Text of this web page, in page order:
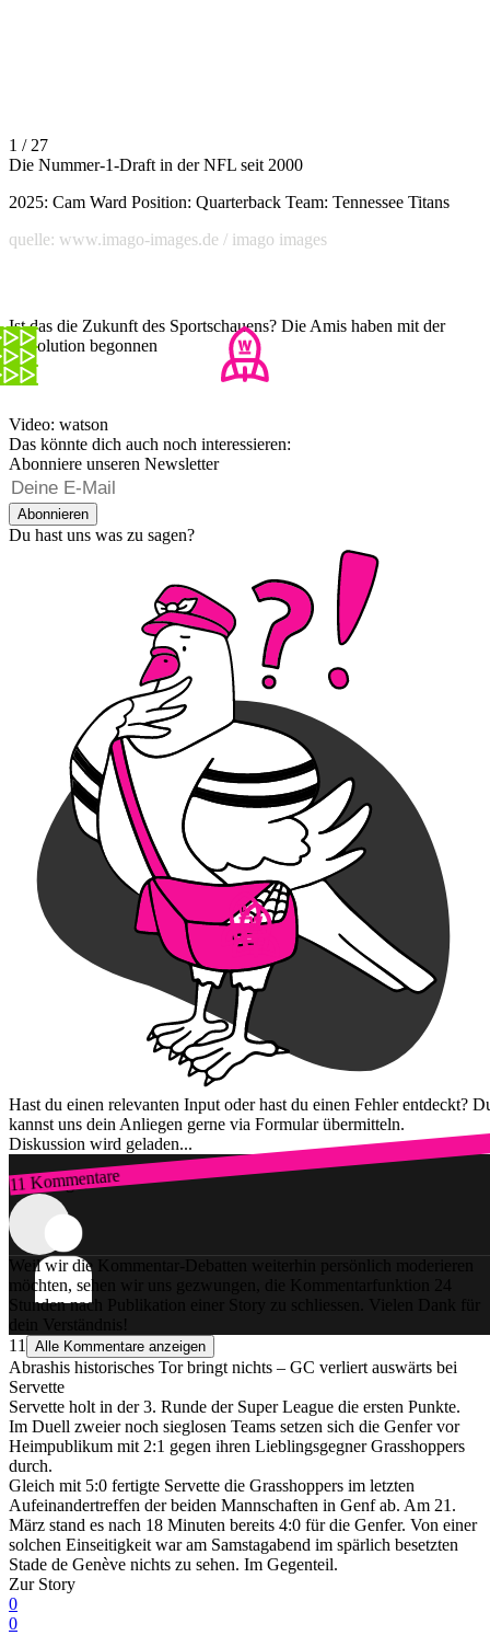
1 / 27
Die Nummer-1-Draft in der NFL seit 2000
2025: Cam Ward Position: Quarterback Team: Tennessee Titans
quelle: www.imago-images.de / imago images
Ist das die Zukunft des Sportschauens? Die Amis haben mit der
Revolution begonnen
Video: watson
Das könnte dich auch noch interessieren:
Abonniere unseren Newsletter
Abonnieren
Du hast uns was zu sagen?
Hast du einen relevanten Input oder hast du einen Fehler entdeckt?
kannst uns dein Anliegen gerne via Formular übermitteln.
Diskussion wird geladen...
11 Kommentare
Zum Login
Weil wir die Kommentar-Debatten weiterhin persönlich moderieren
möchten, sehen wir uns gezwungen, die Kommentarfunktion 24
Stunden nach Publikation einer Story zu schliessen. Vielen Dank für
dein Verständnis!
11
Alle Kommentare anzeigen
Abrashis historisches Tor bringt nichts – GC verliert auswärts bei
Servette
Servette holt in der 3. Runde der Super League die ersten Punkte.
Im Duell zweier noch sieglosen Teams setzen sich die Genfer vor
Heimpublikum mit 2:1 gegen ihren Lieblingsgegner Grasshoppers
durch.
Gleich mit 5:0 fertigte Servette die Grasshoppers im letzten
Aufeinandertreffen der beiden Mannschaften in Genf ab. Am 21.
März stand es nach 18 Minuten bereits 4:0 für die Genfer. Von einer
solchen Einseitigkeit war am Samstagabend im spärlich besetzten
Stade de Genève nichts zu sehen. Im Gegenteil.
Zur Story
0
0